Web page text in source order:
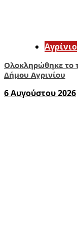
Aγρίνιο
Ολοκληρώθηκε το
Δήμου Αγρινίου
6 Αυγούστου 2026